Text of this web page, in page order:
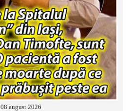
08 august 2026